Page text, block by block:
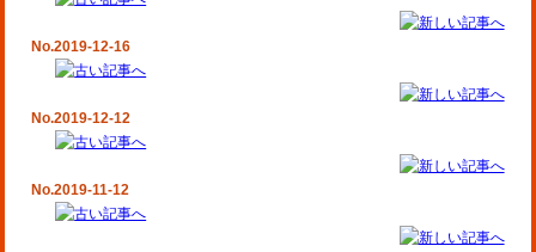
No.2019-12-16
No.2019-12-12
No.2019-11-12